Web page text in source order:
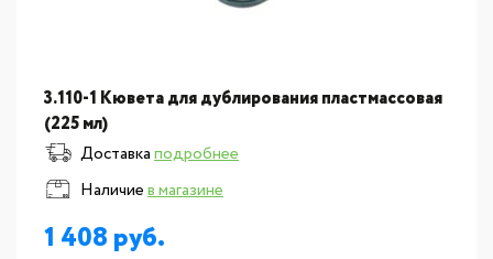
3.110-1 Кювета для дублирования пластмассовая
(225 мл)
Доставкаподробнее
Наличиев магазине
1 408